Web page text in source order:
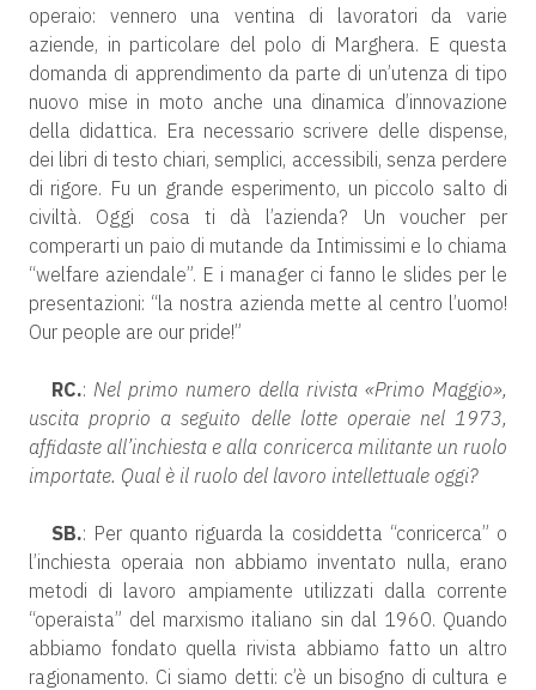
operaio: vennero una ventina di lavoratori da varie
aziende, in particolare del polo di Marghera. E questa
domanda di apprendimento da parte di un’utenza di tipo
nuovo mise in moto anche una dinamica d’innovazione
della didattica. Era necessario scrivere delle dispense,
dei libri di testo chiari, semplici, accessibili, senza perdere
di rigore. Fu un grande esperimento, un piccolo salto di
civiltà. Oggi cosa ti dà l’azienda? Un voucher per
comperarti un paio di mutande da Intimissimi e lo chiama
“welfare aziendale”. E i manager ci fanno le slides per le
presentazioni: “la nostra azienda mette al centro l’uomo!
Our people are our pride!”
RC.: Nel primo numero della rivista «Primo Maggio»,
uscita proprio a seguito delle lotte operaie nel 1973,
affidaste all’inchiesta e alla conricerca militante un ruolo
importate. Qual è il ruolo del lavoro intellettuale oggi?
SB.: Per quanto riguarda la cosiddetta “conricerca” o
l’inchiesta operaia non abbiamo inventato nulla, erano
metodi di lavoro ampiamente utilizzati dalla corrente
“operaista” del marxismo italiano sin dal 1960. Quando
abbiamo fondato quella rivista abbiamo fatto un altro
ragionamento. Ci siamo detti: c’è un bisogno di cultura e